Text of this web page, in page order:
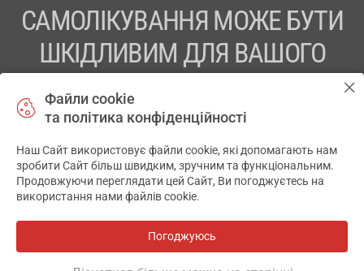
САМОЛІКУВАННЯ МОЖЕ БУТИ
ШКІДЛИВИМ ДЛЯ ВАШОГО
ПЕРЕД ЗАСТОСУВАННЯМ ПРЕПАРАТУ ПРОКОНСУЛЬТУЙТЕСЬ
ТОВ «АПТЕКА 911.ЮА» Код ЄДРПОУ 43631965.
Відмова від відповідальності
© 2014-2026. Медична інформаційна система АПТЕКА911.ЮА
Файли cookie
та політика конфіденційності
Наш Сайт використовує файли cookie, які допомагають нам
зробити Сайт більш швидким, зручним та функціональним.
Продовжуючи переглядати цей Сайт, Ви погоджуєтесь на
використання нами файлів cookie.
Погоджуюсь
✕